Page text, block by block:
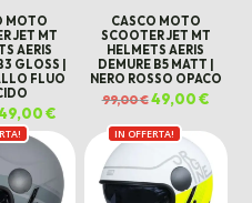
MOTO
JET MT
AERIS
GLOSS |
FLUO
€
attuale
49,00 €.
CASCO MOTO
SCOOTER JET MT
HELMETS AERIS
DEMURE B5 MATT |
NERO ROSSO OPACO
99,00€Il
prezzo
era:
99,00 €.
49,00€Il
è:
49,00
IN OFFERTA!